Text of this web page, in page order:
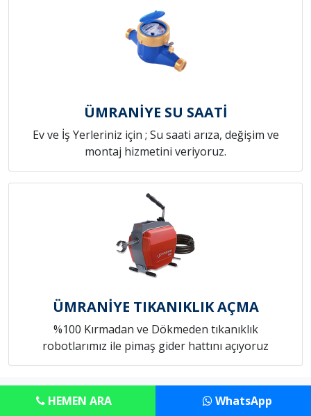
ÜMRANİYE SU SAATİ
Ev ve İş Yerleriniz için ; Su saati arıza, değişim ve
montaj hizmetini veriyoruz.
ÜMRANİYE TIKANIKLIK AÇMA
%100 Kırmadan ve Dökmeden tıkanıklık
robotlarımız ile pimaş gider hattını açıyoruz
HEMEN ARA WhatsApp
Copyright © Anadolu Konut Tamircim